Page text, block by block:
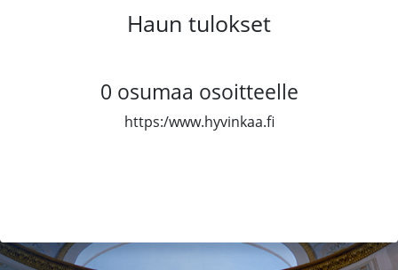
Haun tulokset
0 osumaa osoitteelle
https:/www.hyvinkaa.fi